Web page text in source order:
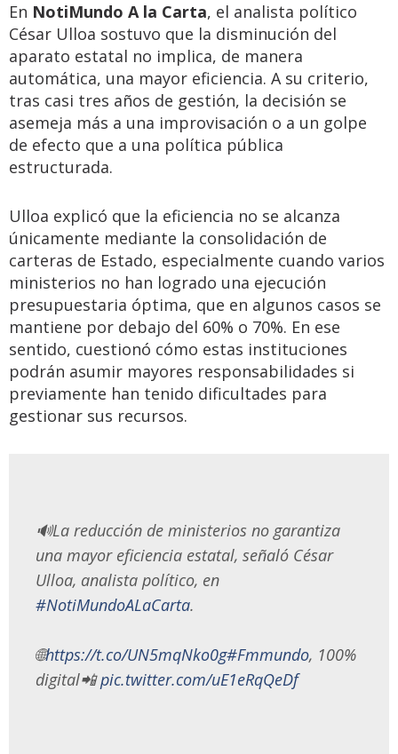
En NotiMundo A la Carta, el analista político
César Ulloa sostuvo que la disminución del
aparato estatal no implica, de manera
automática, una mayor eficiencia. A su criterio,
tras casi tres años de gestión, la decisión se
asemeja más a una improvisación o a un golpe
de efecto que a una política pública
estructurada.
Ulloa explicó que la eficiencia no se alcanza
únicamente mediante la consolidación de
carteras de Estado, especialmente cuando varios
ministerios no han logrado una ejecución
presupuestaria óptima, que en algunos casos se
mantiene por debajo del 60% o 70%. En ese
sentido, cuestionó cómo estas instituciones
podrán asumir mayores responsabilidades si
previamente han tenido dificultades para
gestionar sus recursos.
🔊La reducción de ministerios no garantiza
una mayor eficiencia estatal, señaló César
Ulloa, analista político, en
#NotiMundoALaCarta.
🌐https://t.co/UN5mqNko0g#Fmmundo, 100%
digital📲pic.twitter.com/uE1eRqQeDf